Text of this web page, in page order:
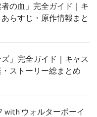
の血」完全ガイド｜キ
らすじ・原作情報まと
」完全ガイド｜キャス
ストーリー総まとめ
with ウォルターボーイ